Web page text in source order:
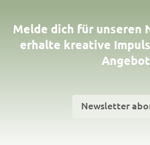
Melde dich für unseren
erhalte kreative
Newsletter